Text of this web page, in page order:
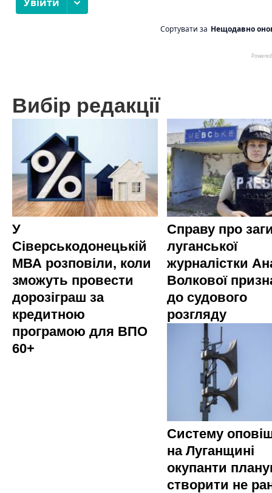
Вибір редакції
У
Сіверськодонецькій
МВА розповіли, коли
зможуть провести
дорозіграш за
кредитною
програмою для ВПО
60+
Справу про
луганської
журналістки
Волкової
до судового
розгляду
Систему
на Луганщині
окупанти
створити не